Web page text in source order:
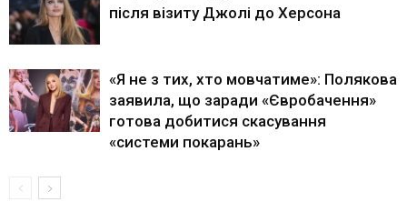
після візиту Джолі до Херсона
«Я не з тих, хто мовчатиме»: Полякова
заявила, що заради «Євробачення»
готова добитися скасування
«системи покарань»